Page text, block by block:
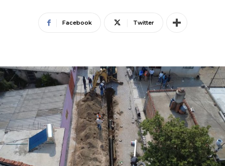
Facebook Twitter